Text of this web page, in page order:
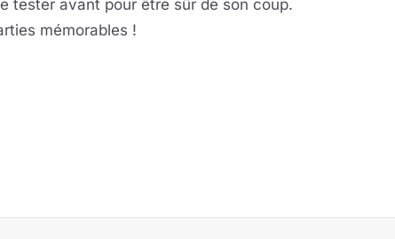
tester avant pour être sûr de son coup.
mémorables !